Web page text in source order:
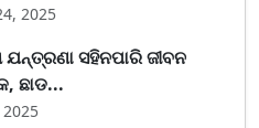
2025
ଯନ୍ତ୍ରଣା ସହିନପାରି ଜୀବନ
ଛାଡ...